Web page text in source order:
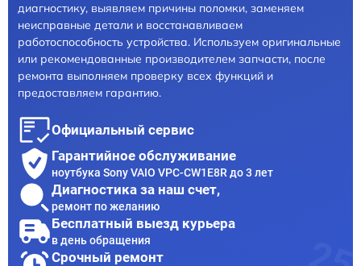
диагностику, выявляем причины поломки, заменяем
неисправные детали и восстанавливаем
работоспособность устройства. Используем оригинальные
или рекомендованные производителем запчасти, после
ремонта выполняем проверку всех функций и
предоставляем гарантию.
Официальный сервис
Гарантийное обслуживание
ноутбука Sony VAIO VPC-CW1E8R до 3 лет
Диагностика за наш счет,
ремонт по желанию
Бесплатный выезд курьера
в день обращения
Срочный ремонт